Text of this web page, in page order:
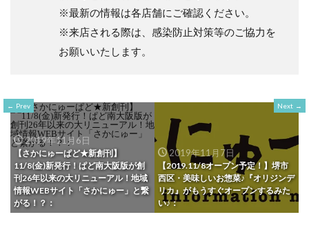
※最新の情報は各店舗にご確認ください。
※来店される際は、感染防止対策等のご協力を
お願いいたします。
Prev
2019年11月6日
【さかにゅーぱど★新創刊】
11/8(金)新発行！ぱど南大阪版が創
刊26年以来の大リニューアル！地域
情報WEBサイト「さかにゅー」と繋
がる！？：
Next
2019年11月7日
【2019.11/8オープン予定！】堺市
西区・美味しいお惣菜♪『オリジンデ
リカ』がもうすぐオープンするみた
い♪：